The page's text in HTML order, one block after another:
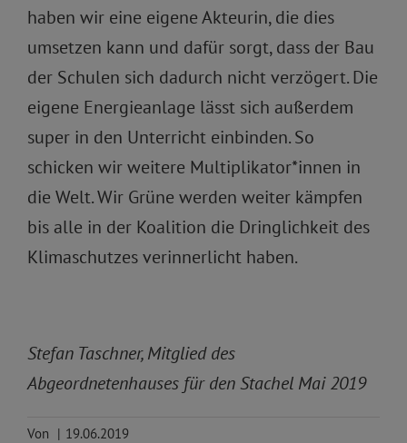
haben wir eine eigene Akteurin, die dies
umsetzen kann und dafür sorgt, dass der Bau
der Schulen sich dadurch nicht verzögert. Die
eigene Energieanlage lässt sich außerdem
super in den Unterricht einbinden. So
schicken wir weitere Multiplikator*innen in
die Welt. Wir Grüne werden weiter kämpfen
bis alle in der Koalition die Dringlichkeit des
Klimaschutzes verinnerlicht haben.
Stefan Taschner, Mitglied des
Abgeordnetenhauses für den Stachel Mai 2019
Von | 19.06.2019